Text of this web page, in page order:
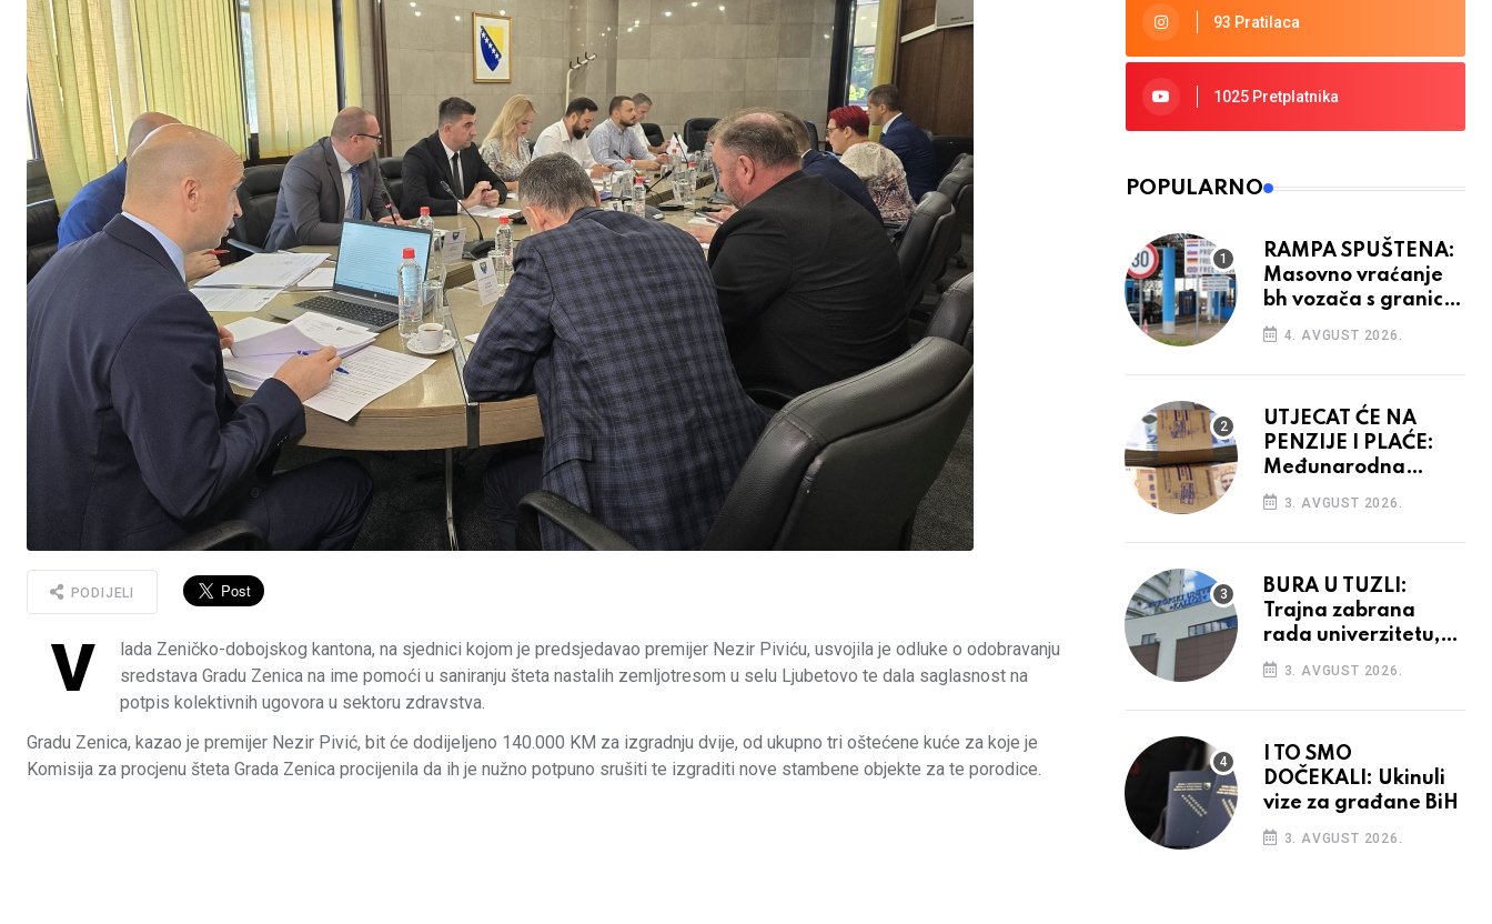
PODIJELI
V
lada Zeničko-dobojskog kantona, na sjednici kojom je predsjedavao premijer Nezir Piviću, usvojila je odluke o odobravanju
sredstava Gradu Zenica na ime pomoći u saniranju šteta nastalih zemljotresom u selu Ljubetovo te dala saglasnost na
potpis kolektivnih ugovora u sektoru zdravstva.
Gradu Zenica, kazao je premijer Nezir Pivić, bit će dodijeljeno 140.000 KM za izgradnju dvije, od ukupno tri oštećene kuće za koje je
Komisija za procjenu šteta Grada Zenica procijenila da ih je nužno potpuno srušiti te izgraditi nove stambene objekte za te porodice.
93 Pratilaca
1025 Pretplatnika
POPULARNO
RAMPA SPUŠTENA:
Masovno vraćanje
bh vozača s granica
EU, protesti na
vidiku
4. AVGUST 2026.
UTJECAT ĆE NA
PENZIJE I PLAĆE:
Međunarodna
agencija potvrdila
kreditni rejting BiH
3. AVGUST 2026.
BURA U TUZLI:
Trajna zabrana
rada univerzitetu,
provedba sudskih
odluka
3. AVGUST 2026.
I TO SMO
DOČEKALI: Ukinuli
vize za građane BiH
3. AVGUST 2026.